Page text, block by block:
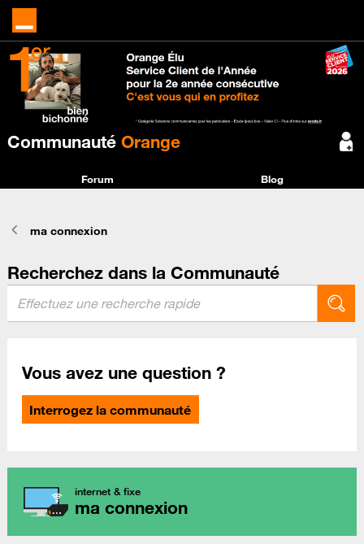
Communauté Orange
Forum Blog
ma connexion
Recherchez dans la Communauté
Vous avez une question ?
Interrogez la communauté
internet & fixe
ma connexion